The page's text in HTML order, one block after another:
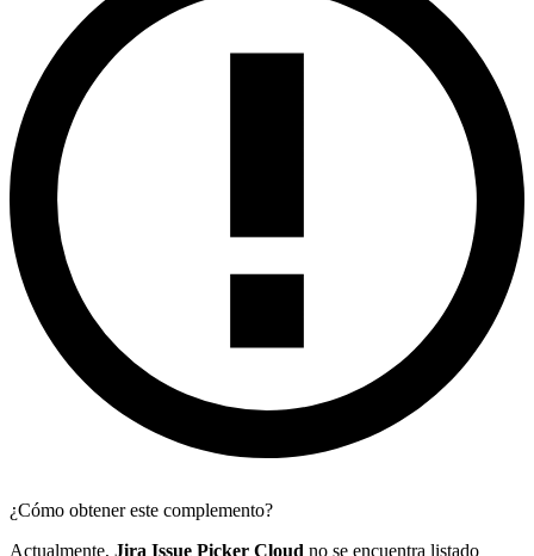
¿Cómo obtener este complemento?
Actualmente, Jira Issue Picker Cloud no se encuentra listado